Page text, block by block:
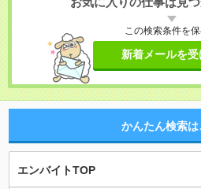
この検索条件を
新着メールを受
かんたん検索は
エンバイトTOP